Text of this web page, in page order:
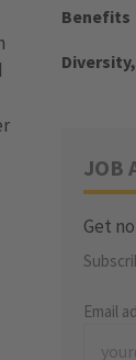
Benefits
JOB
Get
Email